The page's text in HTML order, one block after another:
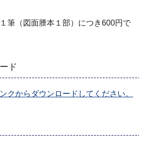
筆（図面謄本１部）につき600円で
ド
クからダウンロードしてください。